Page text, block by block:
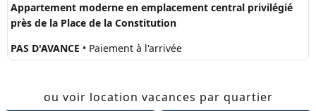
Appartement moderne en emplacement central privilégié
près de la Place de la Constitution
PAS D'AVANCE • Paiement à l'arrivée
ou voir location vacances par quartier